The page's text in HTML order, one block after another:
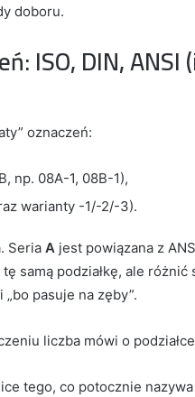
doboru.
ISO, DIN, ANSI
oznaczeń:
np. 08A-1, 08B-1),
warianty -1/-2/-3).
Seria A jest powiązana z
samą podziałkę, ale
pasuje na zęby”.
liczba mówi o
tego, co potocznie nazywa